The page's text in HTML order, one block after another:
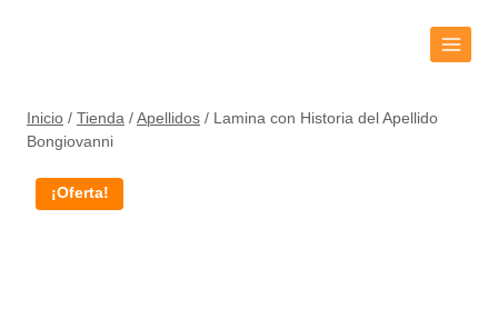
Inicio / Tienda / Apellidos / Lamina con Historia del Apellido
Bongiovanni
¡Oferta!